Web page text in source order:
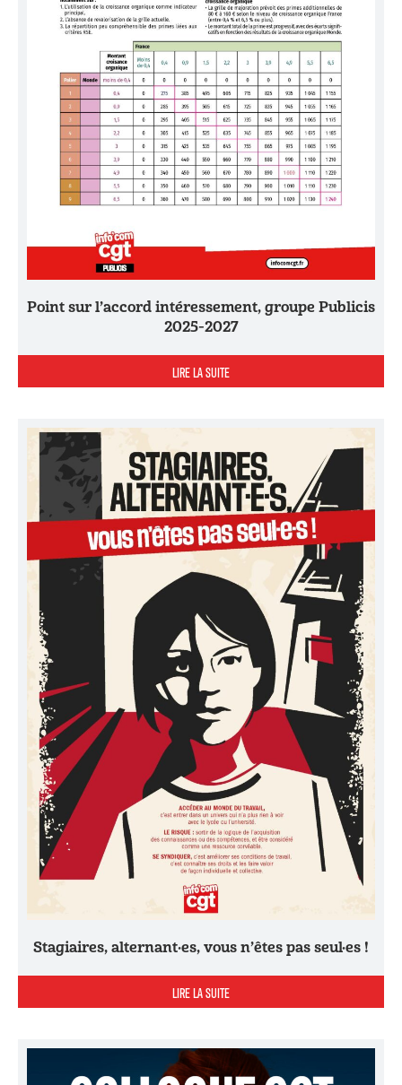
Point sur l’accord intéressement, groupe Publicis
2025-2027
LIRE LA SUITE
Stagiaires, alternant·es, vous n’êtes pas seul·es !
LIRE LA SUITE